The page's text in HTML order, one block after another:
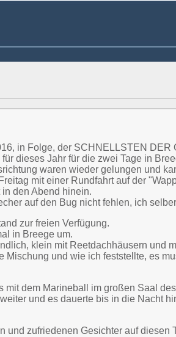
in Folge, der SCHNELLSTEN DER
dieses Jahr für die zwei Tage in
waren wieder gelungen und
mit einer Rundfahrt auf der
den Abend hinein.
auf den Bug nicht fehlen, ich
zur freien Verfügung.
in Breege um.
klein mit Reetdachhäusern und
Mischung und wie ich feststellte, es
mit dem Marineball im großen Saal
und es dauerte bis in die Nacht
zufriedenen Gesichter auf diesen